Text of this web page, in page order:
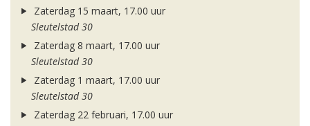
Zaterdag 15 maart, 17.00 uur
Sleutelstad 30
Zaterdag 8 maart, 17.00 uur
Sleutelstad 30
Zaterdag 1 maart, 17.00 uur
Sleutelstad 30
Zaterdag 22 februari, 17.00 uur